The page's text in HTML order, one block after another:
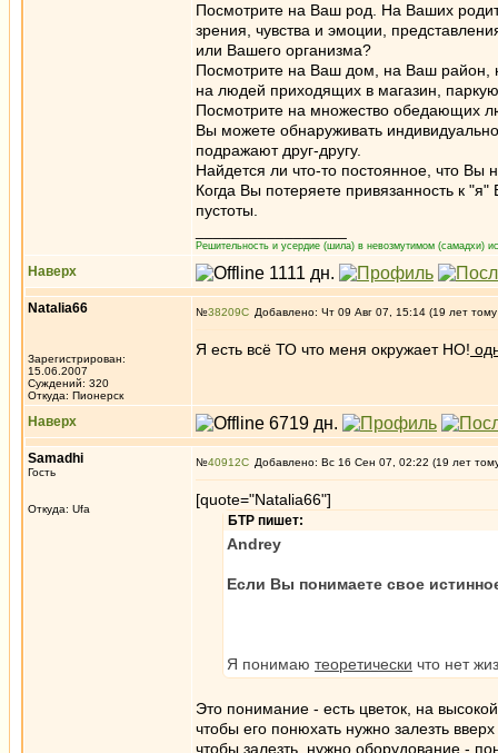
Посмотрите на Ваш род. На Ваших
зрения, чувства и эмоции,
или Вашего организма?
Посмотрите на Ваш дом, на Ваш район,
на людей приходящих в магазин,
Посмотрите на множество обедающих
Вы можете обнаруживать
подражают друг-другу.
Найдется ли что-то постоянное, что Вы
Когда Вы потеряете привязанность к
пустоты.
Решительность и усердие (шила) в невозмутимом (самадхи)
Наверх
Natalia66
Зарегистрирован:
15.06.2007
Суждений: 320
Откуда: Пионерск
№38209 Добавлено: Чт 09 Авг 07, 15:14 (19 лет
Я есть всё ТО что меня окружает НО!
Наверх
Samadhi
Гость
Откуда: Ufa
№40912 Добавлено: Вс 16 Сен 07, 02:22 (19 лет
[quote="Natalia66"]
БТР пишет:
Andrey
Если Вы понимаете свое
Я понимаю теоретически что нет
Это понимание - есть цветок, на
чтобы его понюхать нужно залезть вверх
чтобы залезть, нужно оборудование -